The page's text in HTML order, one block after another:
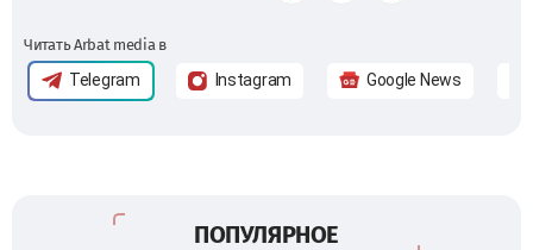
Читать Arbat media в
Telegram Instagram Google News
ПОПУЛЯРНОЕ